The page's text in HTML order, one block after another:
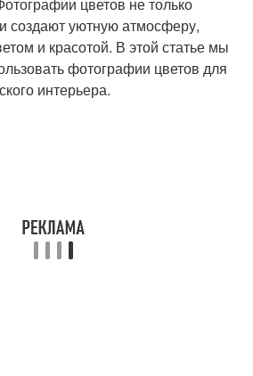
создают уютную атмосферу,
и красотой. В этой статье мы
фотографии цветов для
интерьера.